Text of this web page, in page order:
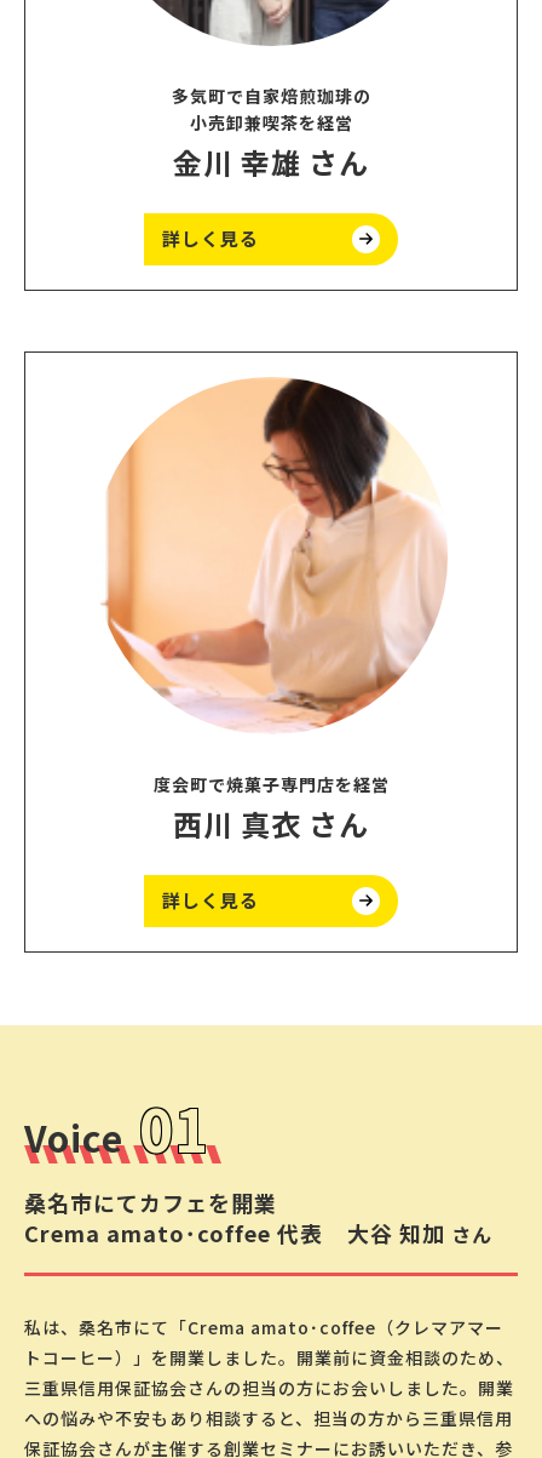
多気町で自家焙煎珈琲の
小売卸兼喫茶を経営
金川 幸雄 さん
詳しく見る
度会町で焼菓子専門店を経営
西川 真衣 さん
詳しく見る
Voice 01
桑名市にてカフェを開業
Crema amato･coffee 代表
⼤⾕ 知加 さん
私は、桑名市にて「Crema amato･coffee（クレマアマー
トコーヒー）」を開業しました。開業前に資金相談のため、
三重県信用保証協会さんの担当の方にお会いしました。開業
への悩みや不安もあり相談すると、担当の方から三重県信用
保証協会さんが主催する創業セミナーにお誘いいただき、参